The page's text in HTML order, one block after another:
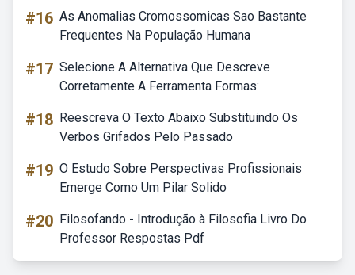
#16 As Anomalias Cromossomicas Sao Bastante
Frequentes Na População Humana
#17 Selecione A Alternativa Que Descreve
Corretamente A Ferramenta Formas:
#18 Reescreva O Texto Abaixo Substituindo Os
Verbos Grifados Pelo Passado
#19 O Estudo Sobre Perspectivas Profissionais
Emerge Como Um Pilar Solido
#20 Filosofando - Introdução à Filosofia Livro Do
Professor Respostas Pdf